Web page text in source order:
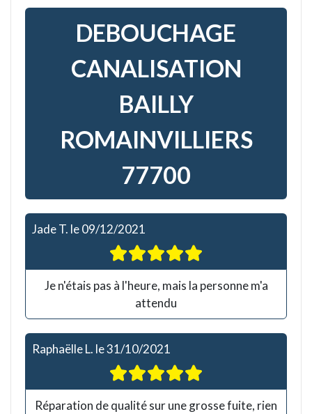
DEBOUCHAGE
CANALISATION
BAILLY
ROMAINVILLIERS
77700
Jade T. le09/12/2021
Je n'étais pas à l'heure, mais la personne m'a
attendu
Raphaëlle L. le31/10/2021
Réparation de qualité sur une grosse fuite, rien